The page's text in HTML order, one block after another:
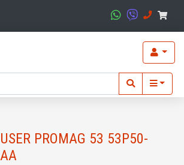
PROMAG 53 53P50-